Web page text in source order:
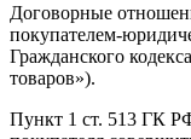
Договорные
покупателем-
Гражданского
товаров»).
Пункт 1 ст. 513 ГК